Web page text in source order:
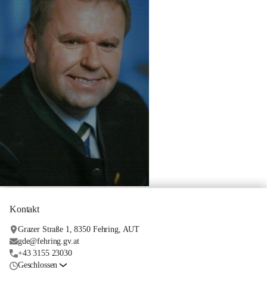
Kontakt
Grazer Straße 1, 8350 Fehring, AUT
gde@fehring.gv.at
+43 3155 23030
Geschlossen